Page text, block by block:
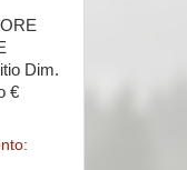
Dim.
€